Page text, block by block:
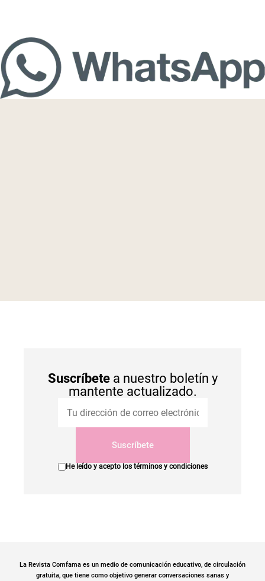
Suscríbetea nuestro boletín y
mantente actualizado.
Suscríbete
He leído y acepto los términos y condiciones
La Revista Comfama es un medio de comunicación educativo, de circulación
gratuita, que tiene como objetivo generar conversaciones sanas y